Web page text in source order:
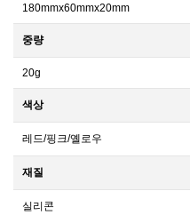
180mmx60mmx20mm
중량
20g
색상
레드/핑크/옐로우
재질
실리콘